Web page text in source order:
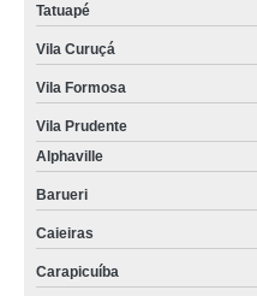
Tatuapé
Vila Curuçá
Vila Formosa
Vila Prudente
Alphaville
Barueri
Caieiras
Carapicuíba